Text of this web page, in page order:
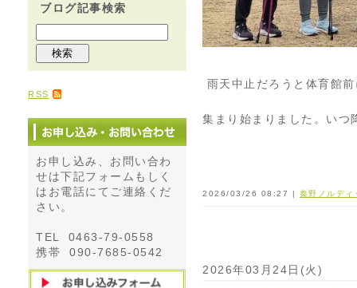
ブログ記事検索
RSS
お申し込み、お問い合わ
せは下記フォームもしく
はお電話にてご連絡くだ
さい。
TEL 0463-79-0558
携帯 090-7685-0542
雨天中止だろうと体育館
集まり始まりました。いつ
2026/03/26 08:27 | 秦野ノルディ
2026年03月24日(火)